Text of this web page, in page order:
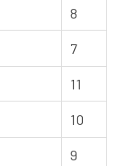
8
7
11
10
9